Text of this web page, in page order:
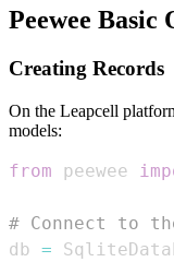
Peewee Basic
Creating Records
On the Leapcell
models:
from peewee
# Connect to
db =